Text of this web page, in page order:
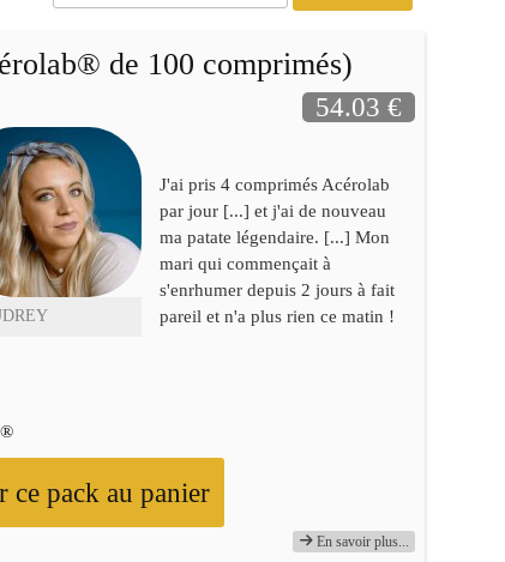
de 100 comprimés)
54.03 €
J'ai pris 4 comprimés Acérolab
par jour [...] et j'ai de nouveau
ma patate légendaire. [...] Mon
mari qui commençait à
s'enrhumer depuis 2 jours à fait
pareil et n'a plus rien ce matin !
ce pack au panier
En savoir plus...